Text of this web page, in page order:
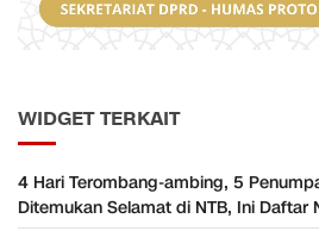
WIDGET TERKAIT
​4 Hari Terombang-ambing, 5
Ditemukan Selamat di NTB, Ini Daftar